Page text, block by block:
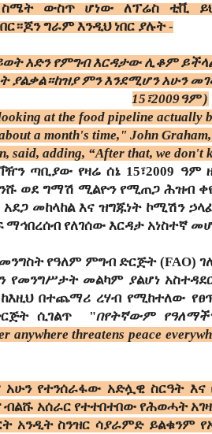
ውስጥ ሆነው ለፕሬስ ቲቪ
ግራም እንዲህ ነበር ያሉት -
አድን የምግብ እርዳታው ሊቆም
ያልቃል።ከዝያ ምን እንደሚሆን አሁን
15፣2009ዓም )
at the food pipeline actually
a month's time," John
said, adding, “After that, we don't
ጣቢያው የዛሬ ሰኔ 15፣2009 ዓም
ወደ ግማሽ ሚልዮን የሚጠጋ ሕዝብ
መከላከል እና ዝግጁነት ኮሚሽን
ማኅበረሰብ የለገሰው እርዳታ አነስተኛ
የዓለም ምግብ ድርጅት (FAO)
የመንግሥታት መልካም ያልሆነ
ከእዚህ በተጨማሪ ረሃብ የሚከተለው
ሲገልጥ
"በየትኛውም
anywhere threatens peace
አሁን የተንሰራፋው አድሏዊ ስርዓት እና
ብልሹ አሰራር የተተበተበው የሕወሓት
አንዲት ስንዝር ሳያራምድ ይልቁንም